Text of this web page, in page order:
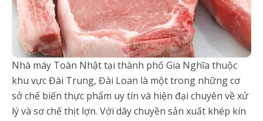
Nhà máy Toàn Nhật tại thành phố Gia Nghĩa thuộc
khu vực Đài Trung, Đài Loan là một trong những cơ
sở chế biến thực phẩm uy tín và hiện đại chuyên về xử
lý và sơ chế thịt lợn. Với dây chuyền sản xuất khép kín